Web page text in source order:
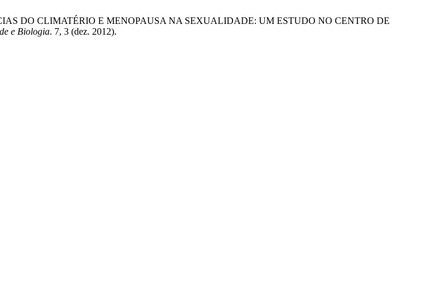
DO CLIMATÉRIO E MENOPAUSA NA SEXUALIDADE: UM ESTUDO NO CENTRO DE
e Biologia. 7, 3 (dez. 2012).